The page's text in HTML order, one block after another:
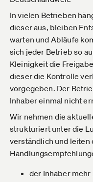
In vielen Betrieben
dieser aus, bleiben
warten und Abläufe
sich jeder Betrieb so
Kleinigkeit die
dieser die Kontrolle
vorgegeben. Der
Inhaber einmal nicht
Wir nehmen die
strukturiert unter die
verständlich und leiten
der Inhaber mehr